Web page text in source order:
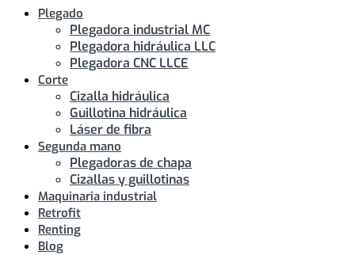
Plegado
Plegadora industrial MC
Plegadora hidráulica LLC
Plegadora CNC LLCE
Corte
Cizalla hidráulica
Guillotina hidráulica
Láser de fibra
Segunda mano
Plegadoras de chapa
Cizallas y guillotinas
Maquinaria industrial
Retrofit
Renting
Blog